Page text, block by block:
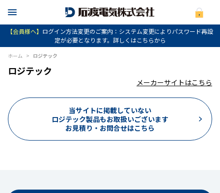
【会員様へ】 ログイン方法変更のご案内：システム変更によりパスワード再設
定が必要となります。詳しくはこちらから
ホーム > ロジテック
ロジテック
メーカーサイトはこちら
当サイトに掲載していない
ロジテック製品もお取扱いございます
お見積り・お問合せはこちら